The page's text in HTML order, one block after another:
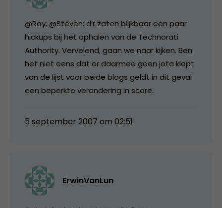
@Roy, @Steven: d’r zaten blijkbaar een paar
hickups bij het ophalen van de Technorati
Authority. Vervelend, gaan we naar kijken. Ben
het niet eens dat er daarmee geen jota klopt
van de lijst voor beide blogs geldt in dit geval
een beperkte verandering in score.
5 september 2007 om 02:51
ErwinVanLun